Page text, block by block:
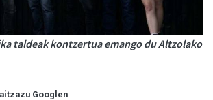
taldeak kontzertua emango du Altzolako
Googlen